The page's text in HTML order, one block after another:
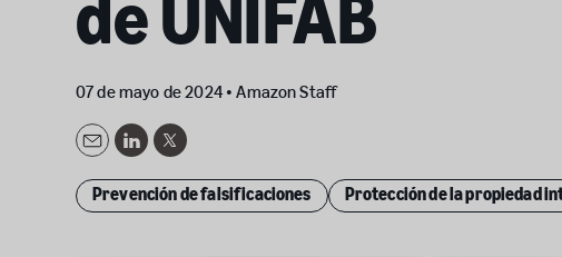
de UNIFAB
07 de mayo de 2024 •Amazon Staff
EmailLinkedInTwitter
Prevención de falsificaciones Protección de la propiedad